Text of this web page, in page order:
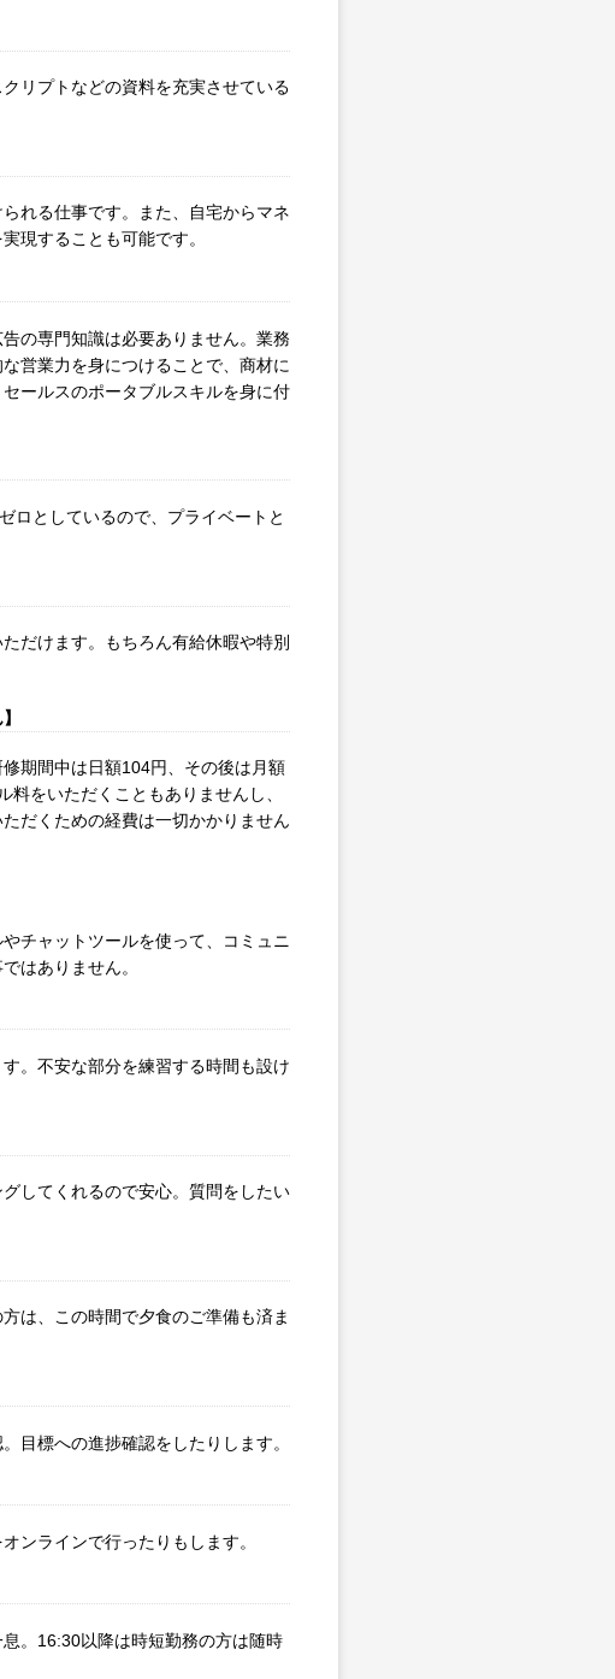
リプトなどの資料を充実させている
れる仕事です。また、自宅からマネ
現することも可能です。
の専門知識は必要ありません。業務
営業力を身につけることで、商材に
ールスのポータブルスキルを身に付
ロとしているので、プライベートと
だけます。もちろん有給休暇や特別
期間中は日額104円、その後は月額
をいただくこともありませんし、
だくための経費は一切かかりません
チャットツールを使って、コミュニ
はありません。
。不安な部分を練習する時間も設け
してくれるので安心。質問をしたい
は、この時間で夕食のご準備も済ま
目標への進捗確認をしたりします。
ンラインで行ったりもします。
。16:30以降は時短勤務の方は随時